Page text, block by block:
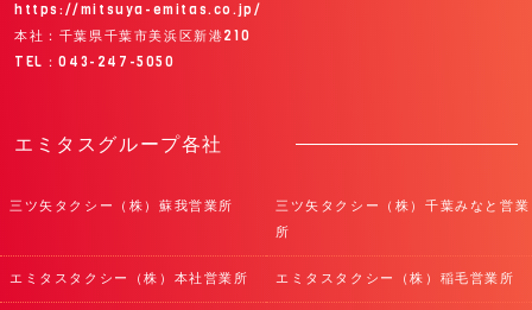
https://mitsuya-emitas.co.jp/
本社：千葉県千葉市美浜区新港210
TEL：043-247-5050
エミタスグループ各社
三ツ矢タクシー（株）蘇我営業所
三ツ矢タクシー（株）千葉みなと営業
所
エミタスタクシー（株）本社営業所 エミタスタクシー（株）稲毛営業所